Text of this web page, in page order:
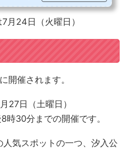
月24日（火曜日）
開催されます。
27日（土曜日）
時30分までの開催です。
人気スポットの一つ、汐入公